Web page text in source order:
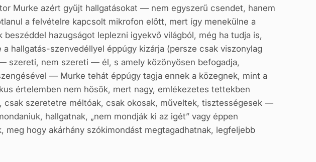
Murke azért gyűjt hallgatásokat — nem egyszerű csendet, hanem
a felvételre kapcsolt mikrofon előtt, mert így menekülne a
hazugságot leplezni igyekvő világból, még ha tudja is,
hallgatás-szenvedéllyel éppúgy kizárja (persze csak viszonylag
szereti, nem szereti — él, s amely közönyösen befogadja,
— Murke tehát éppúgy tagja ennek a közegnek, mint a
értelemben nem hősök, mert nagy, emlékezetes tettekben
szeretetre méltóak, csak okosak, műveltek, tisztességesek —
hallgatnak, „nem mondják ki az igét” vagy éppen
meg hogy akárhány szókimondást megtagadhatnak, legfeljebb